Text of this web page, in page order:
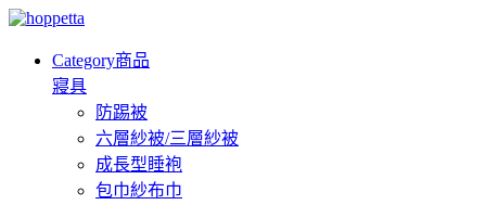
Category商品
寢具
防踢被
六層紗被/三層紗被
成長型睡袍
包巾紗布巾